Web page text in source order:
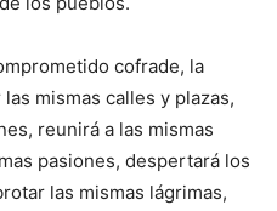
cofrade, la
mismas calles y plazas,
reunirá a las mismas
pasiones, despertará los
las mismas lágrimas,